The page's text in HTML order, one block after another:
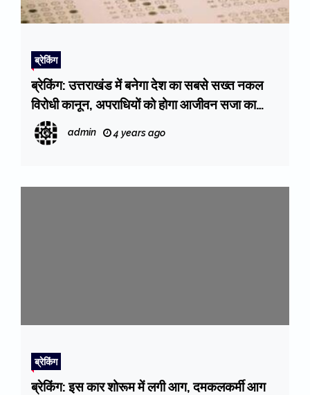
ब्रेकिंग
ब्रेकिंग: उत्तराखंड में बनेगा देश का सबसे सख्त नकल
विरोधी कानून, अपराधियों को होगा आजीवन सजा का
प्राविधान : CM Dhami
admin 4 years ago
ब्रेकिंग
ब्रेकिंग: इस कार शोरूम में लगी आग, दमकलकर्मी आग